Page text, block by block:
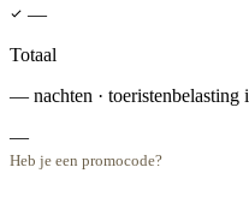
—
Totaal
— nachten · toeristenbelasting
—
Heb je een promocode?